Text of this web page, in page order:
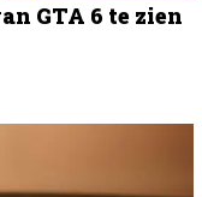
GTA 6 te zien